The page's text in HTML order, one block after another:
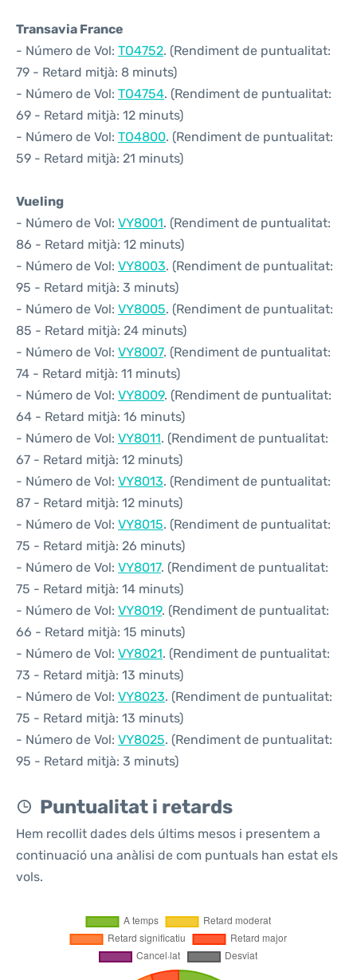
Transavia France
- Número de Vol: TO4752. (Rendiment de puntualitat:
79 - Retard mitjà: 8 minuts)
- Número de Vol: TO4754. (Rendiment de puntualitat:
69 - Retard mitjà: 12 minuts)
- Número de Vol: TO4800. (Rendiment de puntualitat:
59 - Retard mitjà: 21 minuts)
Vueling
- Número de Vol: VY8001. (Rendiment de puntualitat:
86 - Retard mitjà: 12 minuts)
- Número de Vol: VY8003. (Rendiment de puntualitat:
95 - Retard mitjà: 3 minuts)
- Número de Vol: VY8005. (Rendiment de puntualitat:
85 - Retard mitjà: 24 minuts)
- Número de Vol: VY8007. (Rendiment de puntualitat:
74 - Retard mitjà: 11 minuts)
- Número de Vol: VY8009. (Rendiment de puntualitat:
64 - Retard mitjà: 16 minuts)
- Número de Vol: VY8011. (Rendiment de puntualitat:
67 - Retard mitjà: 12 minuts)
- Número de Vol: VY8013. (Rendiment de puntualitat:
87 - Retard mitjà: 12 minuts)
- Número de Vol: VY8015. (Rendiment de puntualitat:
75 - Retard mitjà: 26 minuts)
- Número de Vol: VY8017. (Rendiment de puntualitat:
75 - Retard mitjà: 14 minuts)
- Número de Vol: VY8019. (Rendiment de puntualitat:
66 - Retard mitjà: 15 minuts)
- Número de Vol: VY8021. (Rendiment de puntualitat:
73 - Retard mitjà: 13 minuts)
- Número de Vol: VY8023. (Rendiment de puntualitat:
75 - Retard mitjà: 13 minuts)
- Número de Vol: VY8025. (Rendiment de puntualitat:
95 - Retard mitjà: 3 minuts)
Puntualitat i retards
Hem recollit dades dels últims mesos i presentem a
continuació una anàlisi de com puntuals han estat els
vols.